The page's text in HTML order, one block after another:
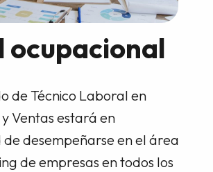
ocupacional
de Técnico Laboral en
Ventas estará en
desempeñarse en el área
de empresas en todos los